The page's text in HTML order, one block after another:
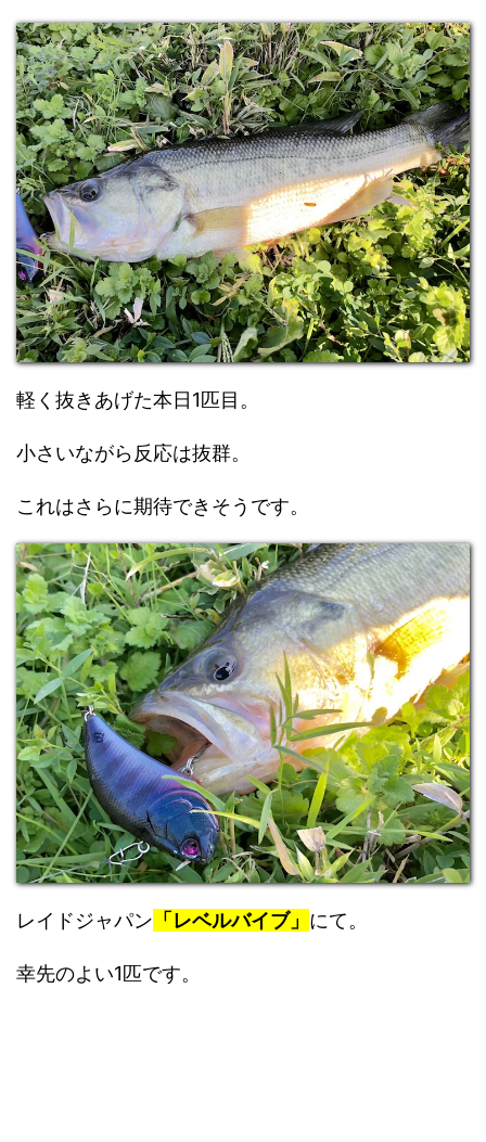
軽く抜きあげた本日1匹目。
小さいながら反応は抜群。
これはさらに期待できそうです。
レイドジャパン 「レベルバイブ」 にて。
幸先のよい1匹です。